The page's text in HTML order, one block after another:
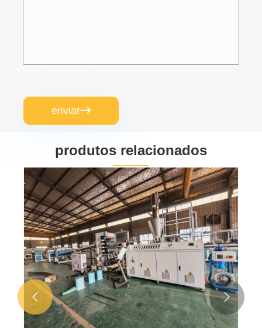
enviar
produtos relacionados
Linha de extrusão de folha de PVC
Veja mais >>
 